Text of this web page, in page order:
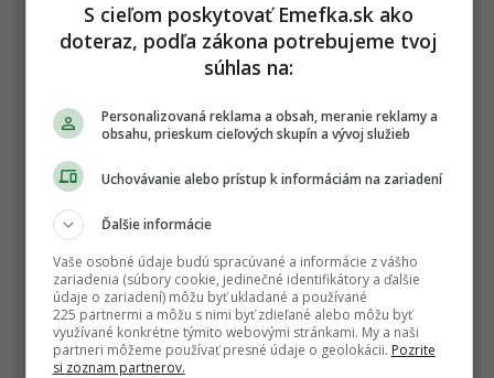
S cieľom poskytovať Emefka.sk ako
doteraz, podľa zákona potrebujeme tvoj
súhlas na:
Personalizovaná reklama a obsah, meranie reklamy a
obsahu, prieskum cieľových skupín a vývoj služieb
Uchovávanie alebo prístup k informáciám na zariadení
Ďalšie informácie
Vaše osobné údaje budú spracúvané a informácie z vášho
zariadenia (súbory cookie, jedinečné identifikátory a ďalšie
údaje o zariadení) môžu byť ukladané a používané
225 partnermi a môžu s nimi byť zdieľané alebo môžu byť
využívané konkrétne týmito webovými stránkami. My a naši
partneri môžeme používať presné údaje o geolokácii. Pozrite
si zoznam partnerov.